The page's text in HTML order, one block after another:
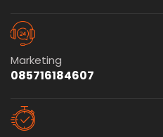
Marketing
085716184607